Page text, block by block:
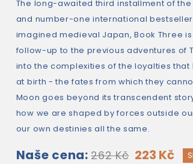
The long-awaited third installment of
and number-one international bestseller
imagined medieval Japan, Book Three
follow-up to the previous adventures of
into the complexities of the loyalties
at birth - the fates from which they
Moon goes beyond its transcendent
how we are shaped by forces outside
our own destinies all the same.
Naše cena: 262 Kč 223 Kč